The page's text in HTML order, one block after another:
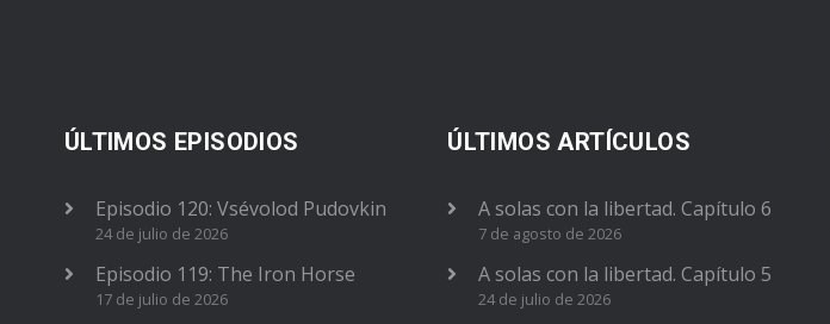
ÚLTIMOS EPISODIOS
Episodio 120: Vsévolod Pudovkin
24 de julio de 2026
Episodio 119: The Iron Horse
17 de julio de 2026
ÚLTIMOS ARTÍCULOS
A solas con la libertad. Capítulo 6
7 de agosto de 2026
A solas con la libertad. Capítulo 5
24 de julio de 2026